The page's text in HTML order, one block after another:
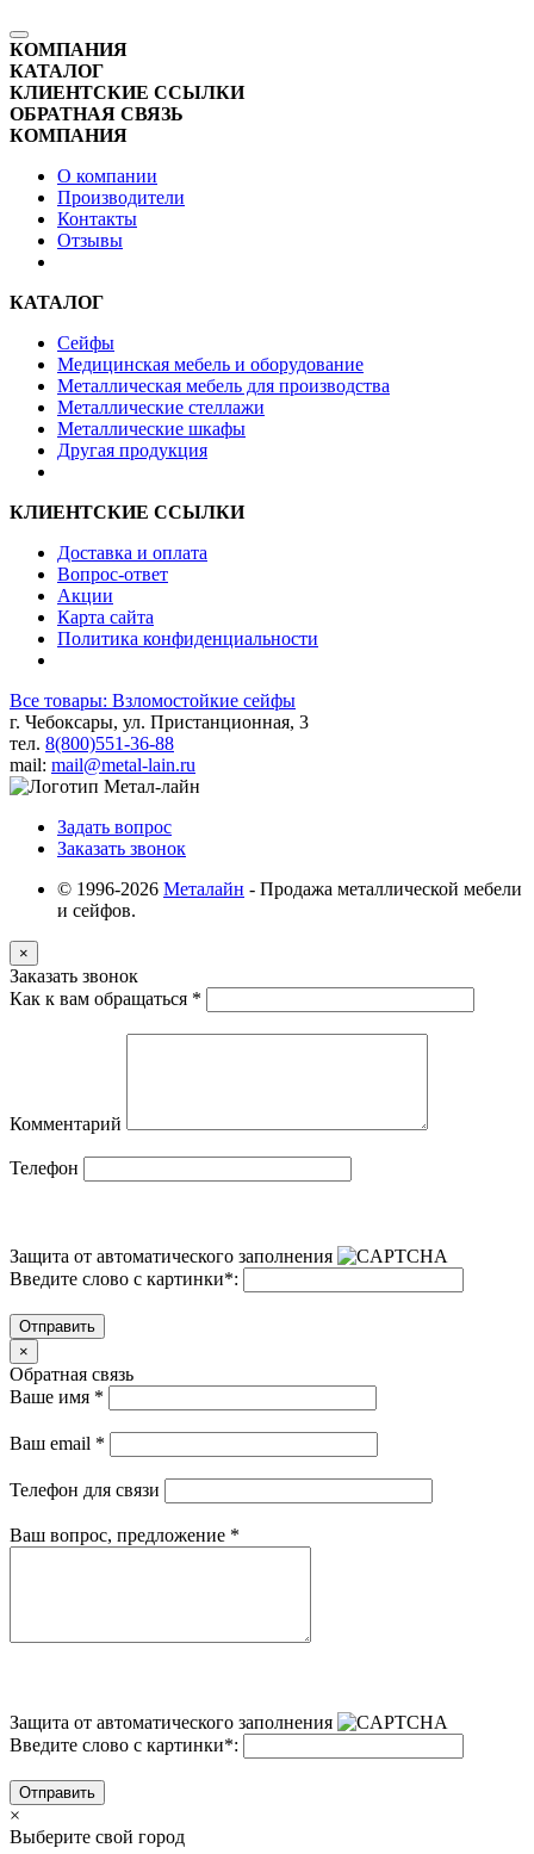
КОМПАНИЯ
КАТАЛОГ
КЛИЕНТСКИЕ ССЫЛКИ
ОБРАТНАЯ СВЯЗЬ
КОМПАНИЯ
О компании
Производители
Контакты
Отзывы
КАТАЛОГ
Сейфы
Медицинская мебель и оборудование
Металлическая мебель для производства
Металлические стеллажи
Металлические шкафы
Другая продукция
КЛИЕНТСКИЕ ССЫЛКИ
Доставка и оплата
Вопрос-ответ
Акции
Карта сайта
Политика конфиденциальности
Все товары: Взломостойкие сейфы
г. Чебоксары, ул. Пристанционная, 3
тел. 8(800)551-36-88
mail: mail@metal-lain.ru
Задать вопрос
Заказать звонок
© 1996-2026 Металайн - Продажа металлической мебели
и сейфов.
×
Заказать звонок
Как к вам обращаться *
Комментарий
Телефон
Защита от автоматического заполнения
Введите слово с картинки*:
Отправить
×
Обратная связь
Ваше имя *
Ваш email *
Телефон для связи
Ваш вопрос, предложение *
Защита от автоматического заполнения
Введите слово с картинки*:
Отправить
×
Выберите свой город